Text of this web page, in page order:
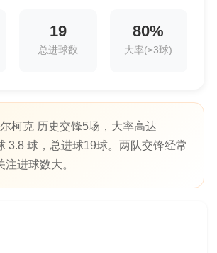
19
总进球数
80%
大率(≥3球)
柯克 历史交锋5场，大率高达
3.8 球，总进球19球。两队交锋经常
进球数大。